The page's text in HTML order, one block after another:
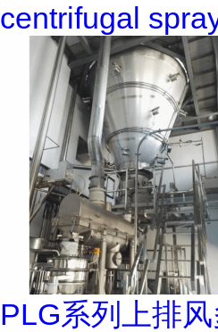
centrifugal
PLG系列上排